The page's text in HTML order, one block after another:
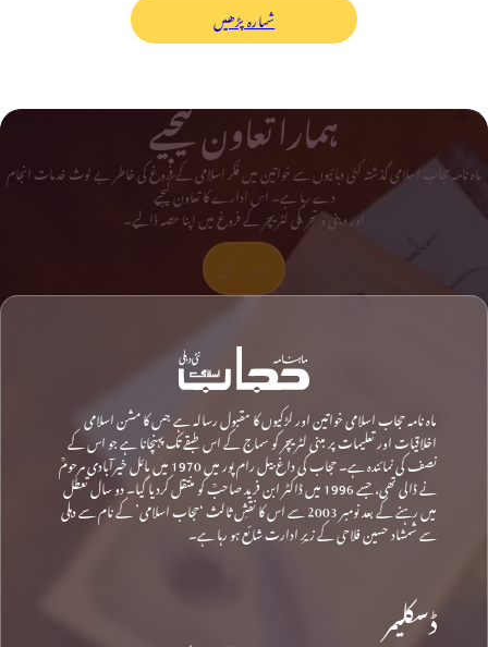
شمارہ پڑھیں
ہمارا تعاون کیجیے
ماہ نامہ حجاب اسلامی گذشتہ کئی دہائیوں سے خواتین میں فکر اسلامی کے فروغ کی خاطر بے لوث خدمات انجام
دے رہا ہے۔ اس ادارے کا تعاون کیجیے
اور دینی و تحریکی لٹریچر کے فروغ میں اپنا حصہ ڈالیے۔
ماہ نامہ حجاب اسلامی خواتین اور لڑکیوں کا مقبول رسالہ ہے جس کا مشن اسلامی
اخلاقیات اور تعلیمات پر مبنی لٹریچر کو سماج کے اس طبقے تک پہنچانا ہے جو اس کے
نصف کی نمائندہ ہے۔ حجاب کی داغ بیل رام پور میں 1970 میں مائل خیرآبادی مرحومؒ
نے ڈالی تھی، جسے 1996 میں ڈاکٹر ابن فرید صاحبؒ کو منتقل کردیا گیا۔ دو سال تعطل
میں رہنے کے بعد نومبر 2003 سے اس کا نقشِ ثالث ‘حجاب اسلامی’ کے نام سے دہلی
سے شمشاد حسین فلاحی کے زیرِ ادارت شائع ہو رہا ہے۔
ڈسکلیمر